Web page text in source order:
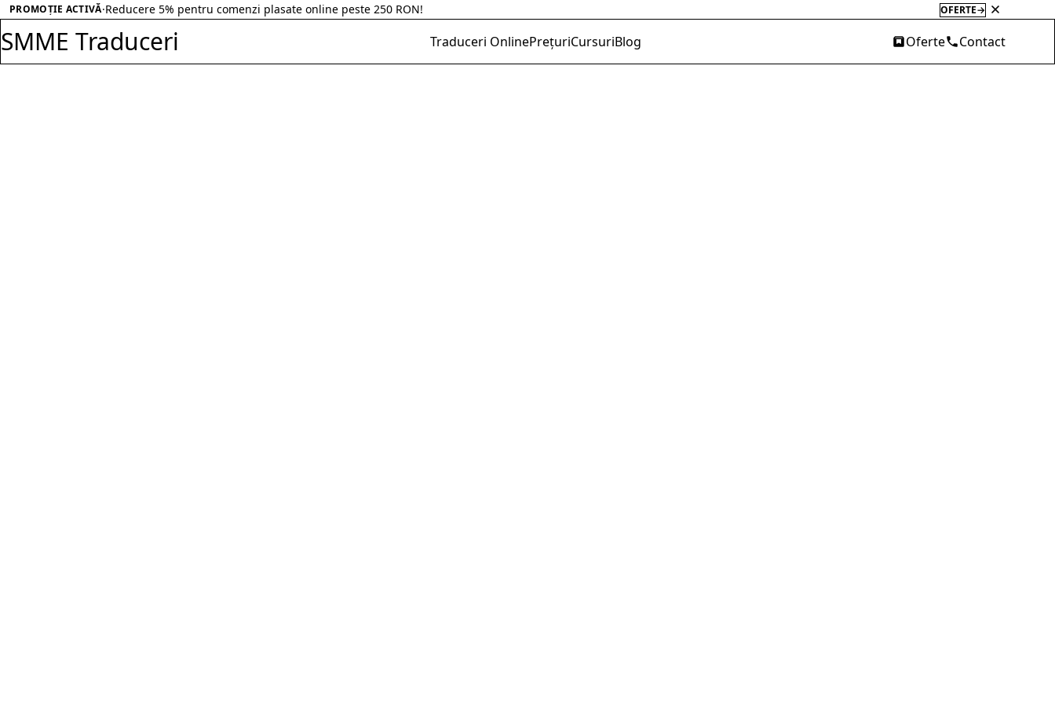
Salt la conținut
PROMOȚIE ACTIVĂ·Reducere 30% pentru comenzi peste 500 RON in parteneriat cu Hazeloft Enterprise. HAZELOFT→
SMME Traduceri Traduceri OnlinePrețuriCursuriBlog Oferte Contact